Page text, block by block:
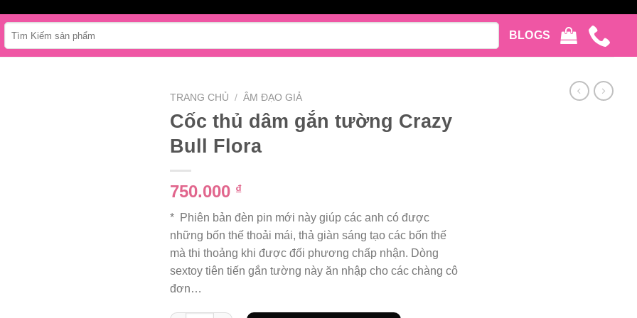
Tìm
kiếm:
BLOGS
TRANG CHỦ / ÂM ĐẠO GIẢ
Cốc thủ dâm gắn tường Crazy
Bull Flora
750.000 ₫
* Phiên bản đèn pin mới này giúp các anh có được
những bốn thế thoải mái, thả giàn sáng tạo các bốn thế
mà thi thoảng khi được đối phương chấp nhận. Dòng
sextoy tiên tiến gắn tường này ăn nhập cho các chàng cô
đơn…